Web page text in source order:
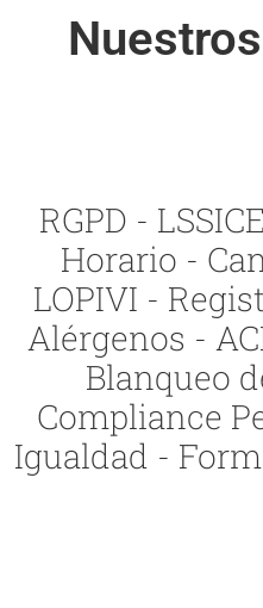
RGPD -
Horario -
LOPIVI -
Alérgenos -
Blanqueo
Compliance
Igualdad -